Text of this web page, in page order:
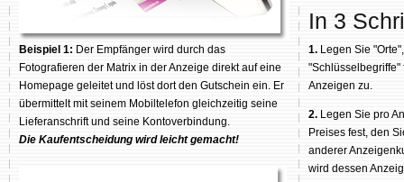
Beispiel 1: Der Empfänger wird durch das
Fotografieren der Matrix in der Anzeige direkt auf eine
Homepage geleitet und löst dort den Gutschein ein. Er
übermittelt mit seinem Mobiltelefon gleichzeitig seine
Lieferanschrift und seine Kontoverbindung.
Die Kaufentscheidung wird leicht gemacht!
In 3
1. Legen Sie
Anzeigen zu.
2. Legen Sie pro
Preises fest, den
anderer
wird dessen